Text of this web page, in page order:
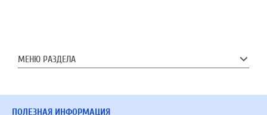
МЕНЮ РАЗДЕЛА
ПОЛЕЗНАЯ ИНФОРМАЦИЯ